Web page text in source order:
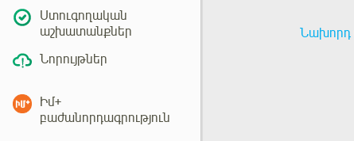
Ստուգողական
աշխատանքներ
Նորույթներ
Իմ+
բաժանորդագրություն
Նախորդ